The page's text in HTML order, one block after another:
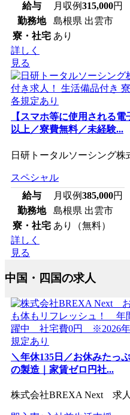
給与
月収例315,000円
勤務地
島根県 出雲市
寮・社宅 あり
詳しく
見る
【スマホ等に使用される
以上／寮費無料／未経験...
日研トータルソーシング
スペシャル
給与
月収例385,000円
勤務地
島根県 出雲市
寮・社宅 あり（無料）
詳しく
見る
中国・四国の求人
＼年休135日／お休みたっ
の製造｜家賃ゼロ円社...
株式会社BREXA Next 求